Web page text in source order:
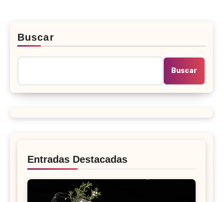
Buscar
Buscar
Entradas Destacadas